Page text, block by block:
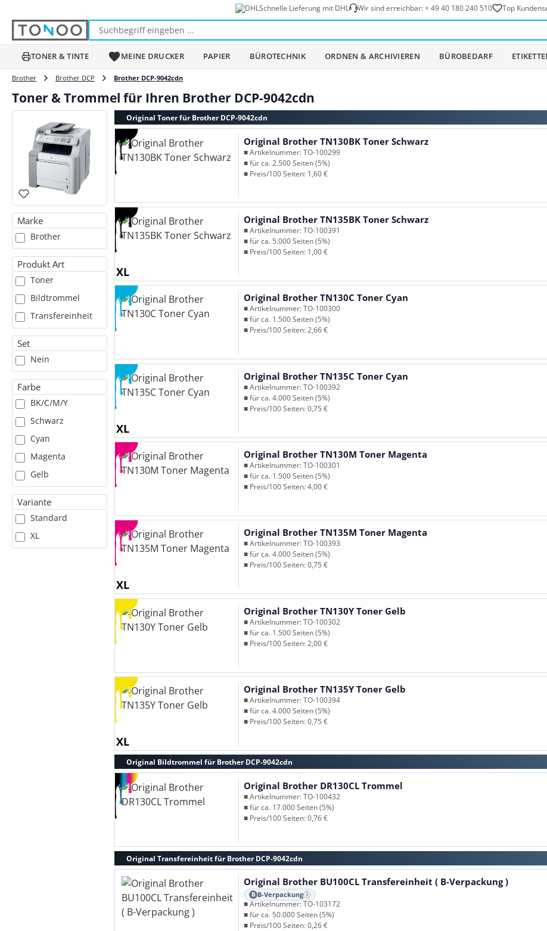
Schnelle Lieferung mit DHL Wir sind erreichbar:+ 49 40 180 240 510 Top
TONER & TINTE MEINE DRUCKER PAPIER BÜROTECHNIK ORDNEN & ARCHIVIEREN BÜROBEDARF
Brother Brother DCP Brother DCP-9042cdn
Toner & Trommel für Ihren Brother DCP-9042cdn
Marke
Brother
Produkt Art
Toner
Bildtrommel
Transfereinheit
Set
Nein
Farbe
BK/C/M/Y
Schwarz
Cyan
Magenta
Gelb
Variante
Standard
XL
Original Toner für Brother DCP-9042cdn
Original Brother TN130BK Toner Schwarz
■ Artikelnummer: TO-100299
■ für ca. 2.500 Seiten (5%)
■ Preis/100 Seiten: 1,60 €
XL
Original Brother TN135BK Toner Schwarz
■ Artikelnummer: TO-100391
■ für ca. 5.000 Seiten (5%)
■ Preis/100 Seiten: 1,00 €
Original Brother TN130C Toner Cyan
■ Artikelnummer: TO-100300
■ für ca. 1.500 Seiten (5%)
■ Preis/100 Seiten: 2,66 €
XL
Original Brother TN135C Toner Cyan
■ Artikelnummer: TO-100392
■ für ca. 4.000 Seiten (5%)
■ Preis/100 Seiten: 0,75 €
Original Brother TN130M Toner Magenta
■ Artikelnummer: TO-100301
■ für ca. 1.500 Seiten (5%)
■ Preis/100 Seiten: 4,00 €
XL
Original Brother TN135M Toner Magenta
■ Artikelnummer: TO-100393
■ für ca. 4.000 Seiten (5%)
■ Preis/100 Seiten: 0,75 €
Original Brother TN130Y Toner Gelb
■ Artikelnummer: TO-100302
■ für ca. 1.500 Seiten (5%)
■ Preis/100 Seiten: 2,00 €
XL
Original Brother TN135Y Toner Gelb
■ Artikelnummer: TO-100394
■ für ca. 4.000 Seiten (5%)
■ Preis/100 Seiten: 0,75 €
Original Bildtrommel für Brother DCP-9042cdn
Original Brother DR130CL Trommel
■ Artikelnummer: TO-100432
■ für ca. 17.000 Seiten (5%)
■ Preis/100 Seiten: 0,76 €
Original Transfereinheit für Brother DCP-9042cdn
Original Brother BU100CL Transfereinheit ( B-Verpackung )
B B-Verpackung i
■ Artikelnummer: TO-103172
■ für ca. 50.000 Seiten (5%)
■ Preis/100 Seiten: 0,26 €